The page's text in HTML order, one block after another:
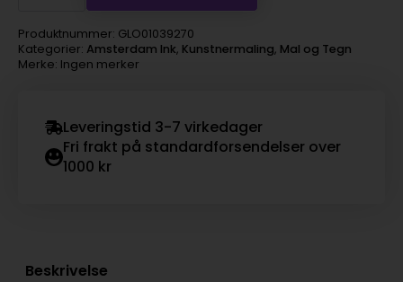
270
Azo
Yellow
Dep
Produktnummer: GLO01039270
Kategorier: Amsterdam Ink, Kunstnermaling, Mal og Tegn
Merke: Ingen merker
Leveringstid 3-7 virkedager
Fri frakt på standardforsendelser over
1000 kr
Beskrivelse